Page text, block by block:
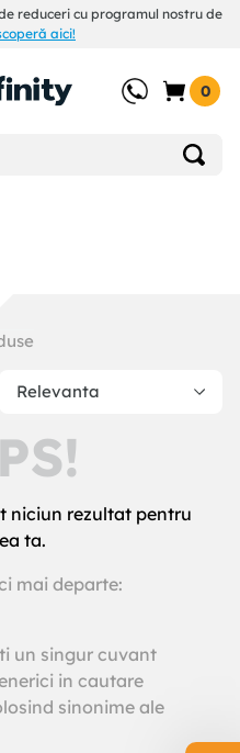
reduceri cu programul nostru de
aici!
0
Relevanta
niciun rezultat pentru
ta.
mai departe:
un singur cuvant
in cautare
sinonime ale